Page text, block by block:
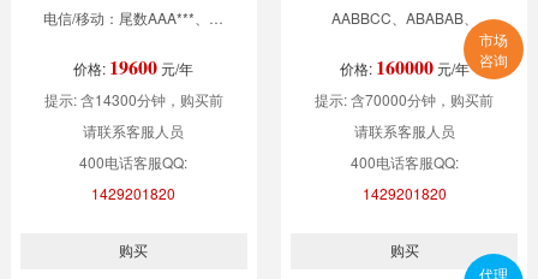
电信/移动：尾数AAA***、电
400010、400610、
400020、400620
价格: 19600元/年
提示: 含14300分钟，购买前
请联系客服人员
400电话客服QQ:
1429201820
AABBCC、ABABAB、
AAAEFG、AABAA、
价格: 160000元/年
提示: 含70000分钟，购买前
请联系客服人员
400电话客服QQ:
1429201820
市场
咨询
代理